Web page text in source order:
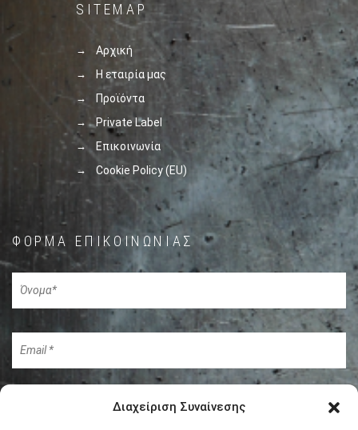
Διαχείριση Συναίνεσης
SITEMAP
Αρχική
Η εταιρία μας
Προϊόντα
Private Label
Επικοινωνία
Cookie Policy (EU)
ΦΌΡΜΑ ΕΠΙΚΟΙΝΩΝΊΑΣ